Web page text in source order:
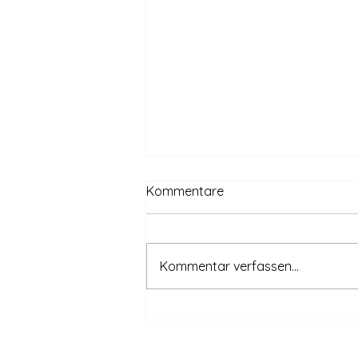
Kommentare
Kommentar verfassen...